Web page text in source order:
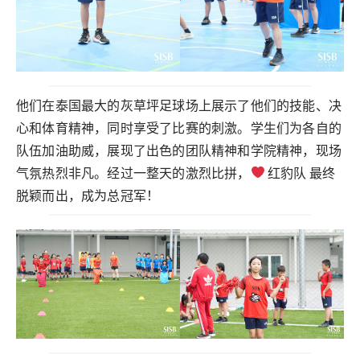
他们在泰国最大的灰草坪足球场上展示了他们的技能、决
心和体育精神，同时享受了比赛的刺激。学生们为各自的
队伍加油助威，展现了出色的团队精神和学院精神，现场
气氛热烈非凡。经过一整天的激烈比拼，
红豹队 最终
脱颖而出，成为总冠军！